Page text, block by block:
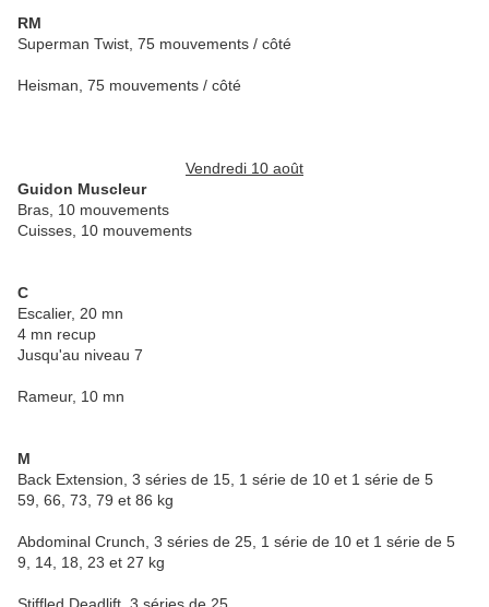
RM
Superman Twist, 75 mouvements / côté
Heisman, 75 mouvements / côté
Vendredi 10 août
Guidon Muscleur
Bras, 10 mouvements
Cuisses, 10 mouvements
C
Escalier, 20 mn
4 mn recup
Jusqu'au niveau 7
Rameur, 10 mn
M
Back Extension, 3 séries de 15, 1 série de 10 et 1 série de 5
59, 66, 73, 79 et 86 kg
Abdominal Crunch, 3 séries de 25, 1 série de 10 et 1 série de 5
9, 14, 18, 23 et 27 kg